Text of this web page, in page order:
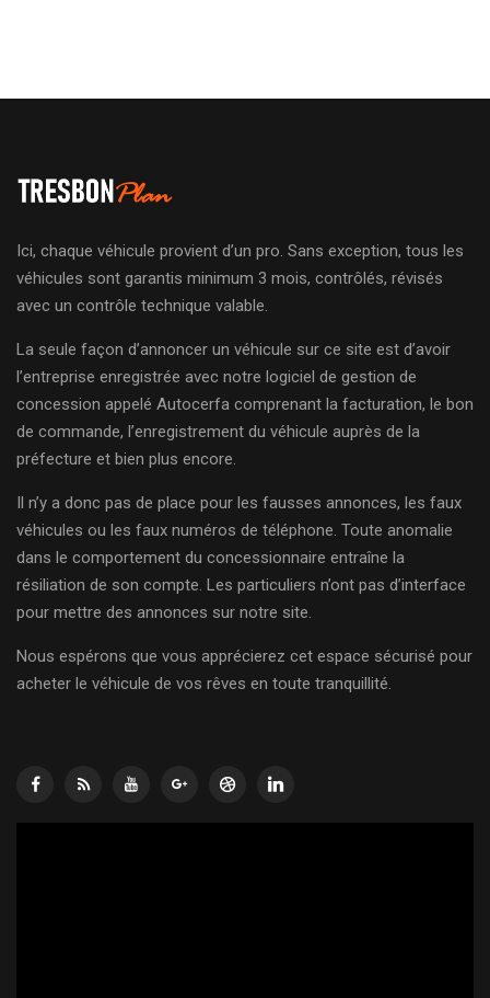
Ici, chaque véhicule provient d’un pro. Sans exception, tous les
véhicules sont garantis minimum 3 mois, contrôlés, révisés
avec un contrôle technique valable.
La seule façon d’annoncer un véhicule sur ce site est d’avoir
l’entreprise enregistrée avec notre logiciel de gestion de
concession appelé Autocerfa comprenant la facturation, le bon
de commande, l’enregistrement du véhicule auprès de la
préfecture et bien plus encore.
Il n’y a donc pas de place pour les fausses annonces, les faux
véhicules ou les faux numéros de téléphone. Toute anomalie
dans le comportement du concessionnaire entraîne la
résiliation de son compte. Les particuliers n’ont pas d’interface
pour mettre des annonces sur notre site.
Nous espérons que vous apprécierez cet espace sécurisé pour
acheter le véhicule de vos rêves en toute tranquillité.